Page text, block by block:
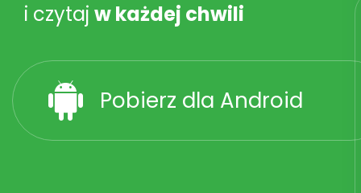
i czytaj w każdej chwili
Pobierz dla Android